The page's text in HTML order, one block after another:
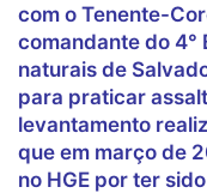
com o Tenente-
comandante do 4°
naturais de
para praticar
levantamento
que em março de
no HGE por ter